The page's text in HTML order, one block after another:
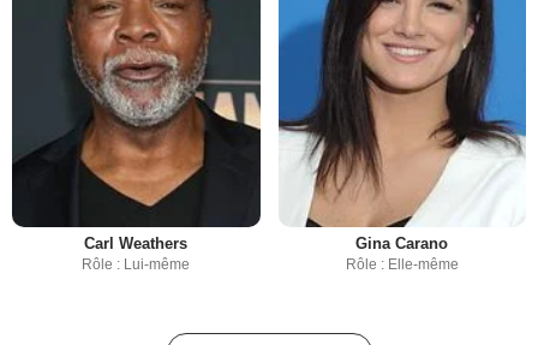
Carl Weathers
Rôle : Lui-même
Gina Carano
Rôle : Elle-même